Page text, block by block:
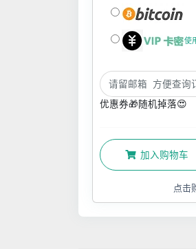
使
优惠券🎁随机掉落😍
加入购物车
点击